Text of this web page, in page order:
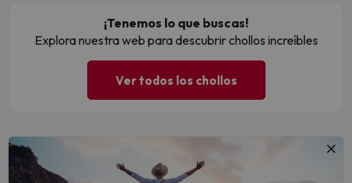
¡Tenemos lo que buscas!
Explora nuestra web para descubrir chollos increíbles
Ver todos los chollos